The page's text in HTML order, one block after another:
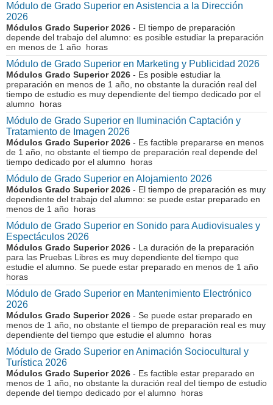
Módulo de Grado Superior en Asistencia a la Dirección
2026
Módulos Grado Superior 2026 - El tiempo de preparación
depende del trabajo del alumno: es posible estudiar la preparación
en menos de 1 año horas
Módulo de Grado Superior en Marketing y Publicidad 2026
Módulos Grado Superior 2026 - Es posible estudiar la
preparación en menos de 1 año, no obstante la duración real del
tiempo de estudio es muy dependiente del tiempo dedicado por el
alumno horas
Módulo de Grado Superior en Iluminación Captación y
Tratamiento de Imagen 2026
Módulos Grado Superior 2026 - Es factible prepararse en menos
de 1 año, no obstante el tiempo de preparación real depende del
tiempo dedicado por el alumno horas
Módulo de Grado Superior en Alojamiento 2026
Módulos Grado Superior 2026 - El tiempo de preparación es muy
dependiente del trabajo del alumno: se puede estar preparado en
menos de 1 año horas
Módulo de Grado Superior en Sonido para Audiovisuales y
Espectáculos 2026
Módulos Grado Superior 2026 - La duración de la preparación
para las Pruebas Libres es muy dependiente del tiempo que
estudie el alumno. Se puede estar preparado en menos de 1 año
horas
Módulo de Grado Superior en Mantenimiento Electrónico
2026
Módulos Grado Superior 2026 - Se puede estar preparado en
menos de 1 año, no obstante el tiempo de preparación real es muy
dependiente del tiempo que estudie el alumno horas
Módulo de Grado Superior en Animación Sociocultural y
Turística 2026
Módulos Grado Superior 2026 - Es factible estar preparado en
menos de 1 año, no obstante la duración real del tiempo de estudio
depende del tiempo dedicado por el alumno horas